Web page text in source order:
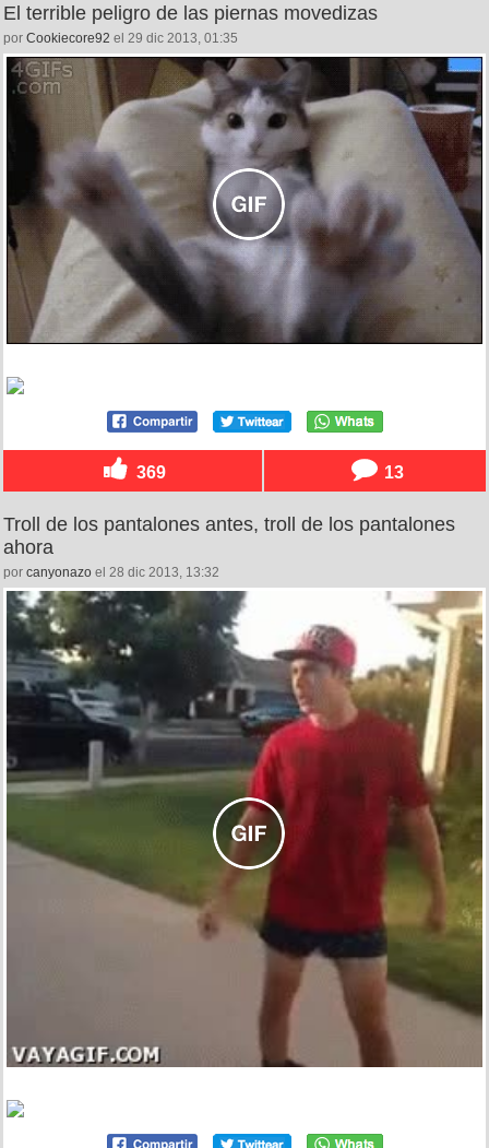
El terrible peligro de las piernas movedizas
por Cookiecore92 el 29 dic 2013, 01:35
369 13
Troll de los pantalones antes, troll de los pantalones
ahora
por canyonazo el 28 dic 2013, 13:32